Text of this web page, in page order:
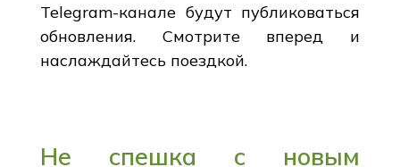
Telegram-канале будут публиковаться
обновления. Смотрите вперед и
наслаждайтесь поездкой.
Не спешка с новым